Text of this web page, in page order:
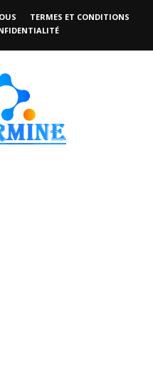
TERMES ET CONDITIONS